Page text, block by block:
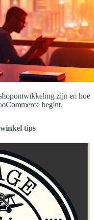
zijn en hoe
begint.
tips